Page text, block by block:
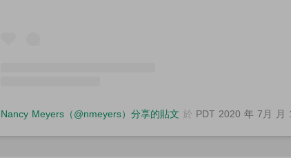
Nancy Meyers（@nmeyers）分享的貼文 於 PDT 2020 年 7月 月 17